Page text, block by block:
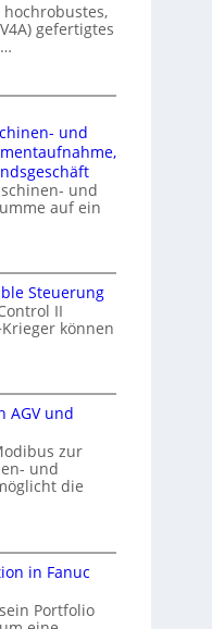
gefertigtes
und
und
auf ein
Steuerung
II
können
AGV und
zur
und
die
in Fanuc
Portfolio